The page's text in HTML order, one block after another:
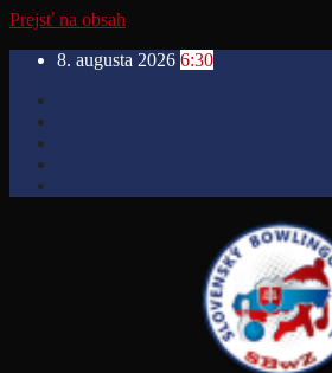
Prejsť na obsah
8. augusta 2026 6:30